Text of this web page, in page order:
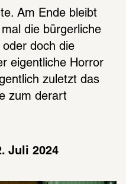
Am Ende bleibt
die bürgerliche
oder doch die
eigentliche Horror
zuletzt das
zum derart
Juli 2024